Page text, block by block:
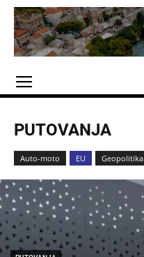
PUTOVANJA
Auto-moto EU Geopolitika